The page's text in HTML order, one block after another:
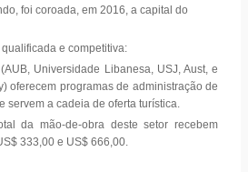
foi coroada, em 2016, a capital do
e competitiva:
Universidade Libanesa, USJ, Aust, e
oferecem programas de administração de
servem a cadeia de oferta turística.
da mão-de-obra deste setor recebem
333,00 e US$ 666,00.